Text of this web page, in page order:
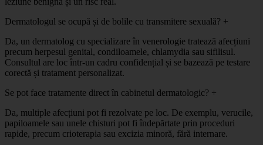
Dermatologul se ocupă și de bolile cu transmitere sexuală? +
Da, un dermatolog cu specializare în venerologie tratează afecțiuni
precum herpesul genital, condiloamele, chlamydia sau sifilisul.
Consultul are loc într-un cadru confidențial și se bazează pe testare
corectă și tratament personalizat.
Se pot face tratamente direct în cabinetul dermatologic? +
Da, multiple afecțiuni pot fi rezolvate pe loc. De exemplu, verucile,
papiloamele sau unele chisturi pot fi îndepărtate prin proceduri
rapide, precum crioterapia sau excizia minoră, fără internare.